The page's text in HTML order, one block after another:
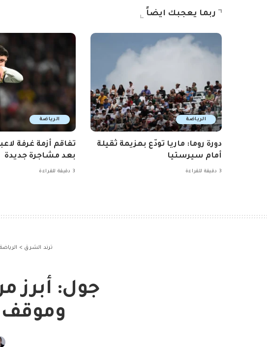
ربما يعجبك ايضاً
الرياضة
دورة روما: ماريا تودّع بهزيمة ثقيلة
أمام سيرستيا
3 دقيقة للقراءة
الرياضة
تفاقم أزمة غرفة
بعد مشاجرة جديدة
3 دقيقة للقراءة
ترند الشرق > الرياضة